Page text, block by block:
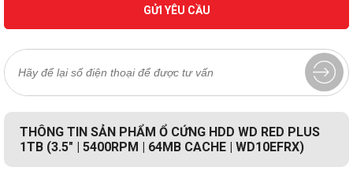
GỬI YÊU CẦU
THÔNG TIN SẢN PHẨM Ổ CỨNG HDD WD RED PLUS
1TB (3.5" | 5400RPM | 64MB CACHE | WD10EFRX)